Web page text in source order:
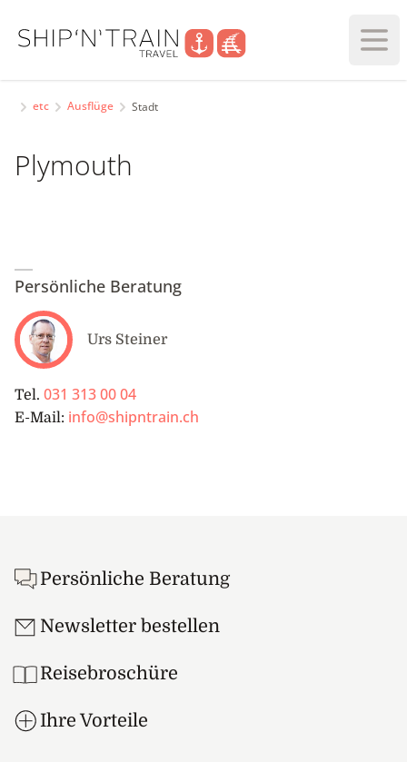
etc Ausflüge Stadt
Plymouth
Persönliche Beratung
Urs Steiner
Tel. 031 313 00 04
E-Mail: info@shipntrain.ch
Persönliche Beratung
Newsletter bestellen
Reisebroschüre
Ihre Vorteile